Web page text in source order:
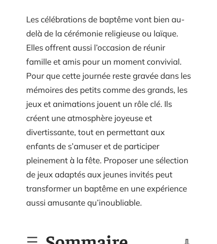
Les célébrations de baptême vont bien au-
delà de la cérémonie religieuse ou laïque.
Elles offrent aussi l’occasion de réunir
famille et amis pour un moment convivial.
Pour que cette journée reste gravée dans les
mémoires des petits comme des grands, les
jeux et animations jouent un rôle clé. Ils
créent une atmosphère joyeuse et
divertissante, tout en permettant aux
enfants de s’amuser et de participer
pleinement à la fête. Proposer une sélection
de jeux adaptés aux jeunes invités peut
transformer un baptême en une expérience
aussi amusante qu’inoubliable.